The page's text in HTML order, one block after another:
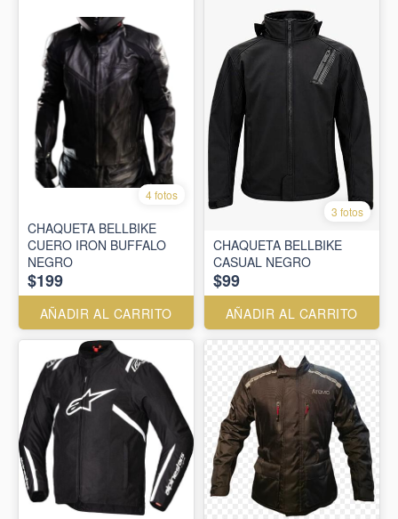
4 fotos
CHAQUETA BELLBIKE
CUERO IRON BUFFALO
NEGRO
$199
AÑADIR AL CARRITO
3 fotos
CHAQUETA BELLBIKE
CASUAL NEGRO
$99
AÑADIR AL CARRITO